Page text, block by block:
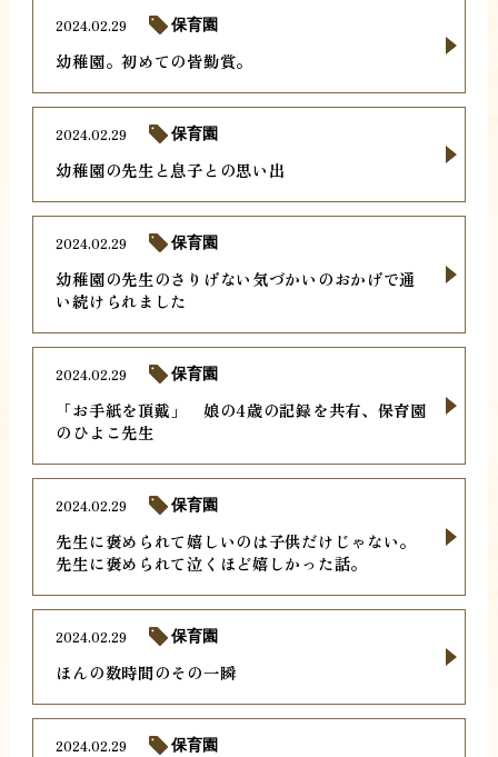
幼稚園。初めての皆勤賞。
2024.02.29 保育園
幼稚園の先生と息子との思い出
2024.02.29 保育園
幼稚園の先生のさりげない気づかいのおかげで通
い続けられました
2024.02.29 保育園
「お手紙を頂戴」 娘の4歳の記録を共有、保育園
のひよこ先生
2024.02.29 保育園
先生に褒められて嬉しいのは子供だけじゃない。
先生に褒められて泣くほど嬉しかった話。
2024.02.29 保育園
ほんの数時間のその一瞬
2024.02.29 保育園
2024.02.29 保育園